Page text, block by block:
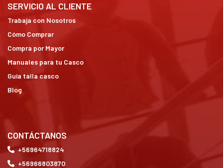
SERVICIO AL CLIENTE
Trabaja con Nosotros
Cómo Comprar
Compra por Mayor
Manuales para tu Casco
Guía talla casco
Blog
CONTÁCTANOS
+56964718824
+56966803870